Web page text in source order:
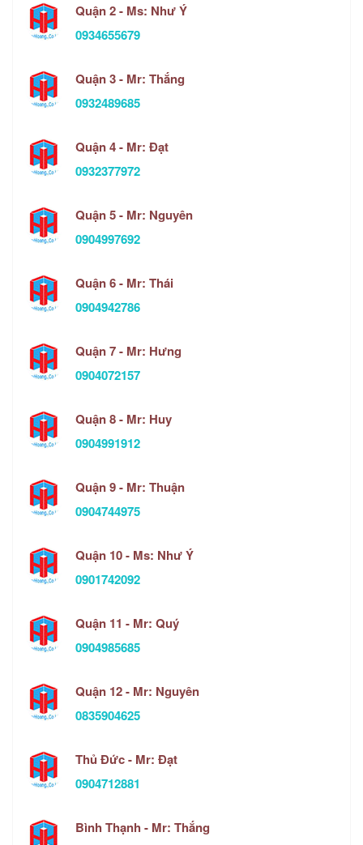
Quận 2 - Ms: Như Ý
0934655679
Quận 3 - Mr: Thắng
0932489685
Quận 4 - Mr: Đạt
0932377972
Quận 5 - Mr: Nguyên
0904997692
Quận 6 - Mr: Thái
0904942786
Quận 7 - Mr: Hưng
0904072157
Quận 8 - Mr: Huy
0904991912
Quận 9 - Mr: Thuận
0904744975
Quận 10 - Ms: Như Ý
0901742092
Quận 11 - Mr: Quý
0904985685
Quận 12 - Mr: Nguyên
0835904625
Thủ Đức - Mr: Đạt
0904712881
Bình Thạnh - Mr: Thắng